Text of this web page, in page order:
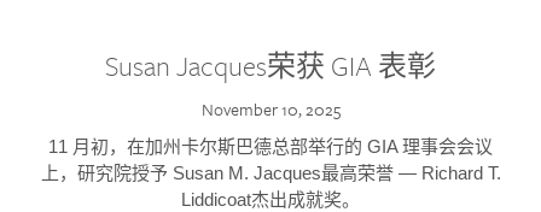
Susan Jacques荣获 GIA 表彰
November 10, 2025
11 月初，在加州卡尔斯巴德总部举行的 GIA 理事会会议
上，研究院授予 Susan M. Jacques最高荣誉 — Richard T.
Liddicoat杰出成就奖。